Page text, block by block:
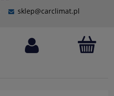
sklep@carclimat.pl